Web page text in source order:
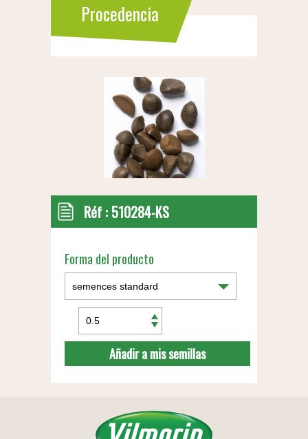
Procedencia
Réf : 510284-KS
Forma del producto
Añadir a mis semillas